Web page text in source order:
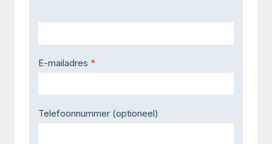
E-mailadres *
Telefoonnummer (optioneel)